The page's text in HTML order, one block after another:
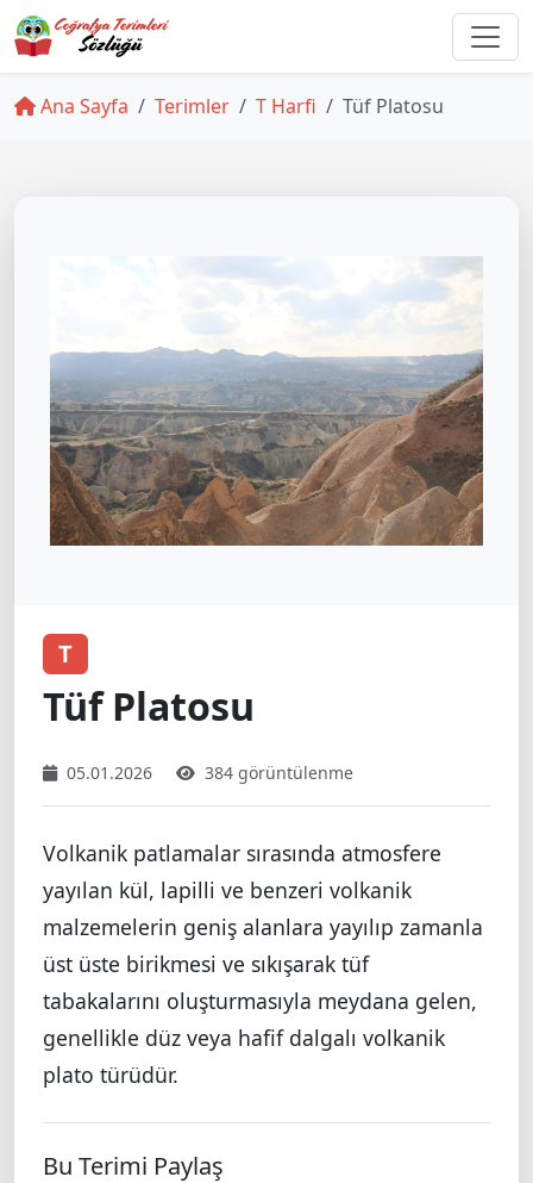
Ana Sayfa Terimler T Harfi Tüf Platosu
T
Tüf Platosu
05.01.2026 384 görüntülenme
Volkanik patlamalar sırasında atmosfere
yayılan kül, lapilli ve benzeri volkanik
malzemelerin geniş alanlara yayılıp zamanla
üst üste birikmesi ve sıkışarak tüf
tabakalarını oluşturmasıyla meydana gelen,
genellikle düz veya hafif dalgalı volkanik
plato türüdür.
Bu Terimi Paylaş